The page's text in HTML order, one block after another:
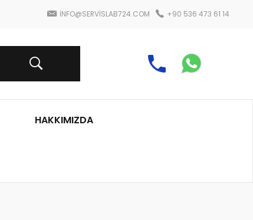
INFO@SERVISLAB724.COM +90 536 473 61 14
HAKKIMIZDA